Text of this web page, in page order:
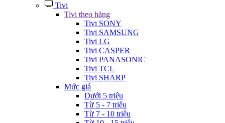
Tivi
Tivi theo hãng
Tivi SONY
Tivi SAMSUNG
Tivi LG
Tivi CASPER
Tivi PANASONIC
Tivi TCL
Tivi SHARP
Mức giá
Dưới 5 triệu
Từ 5 - 7 triệu
Từ 7 - 10 triệu